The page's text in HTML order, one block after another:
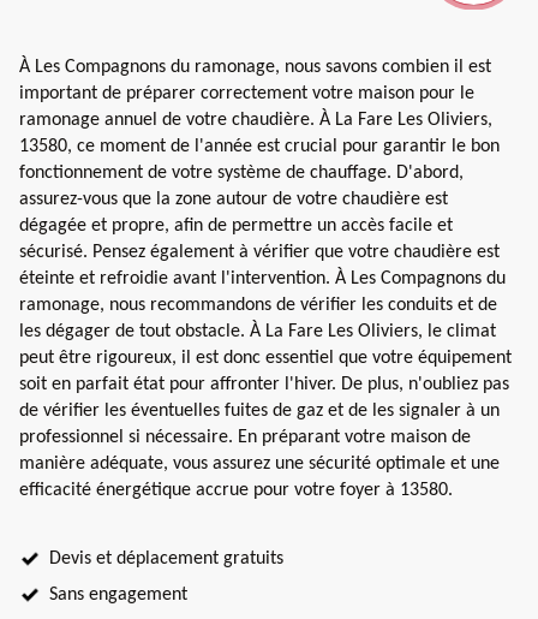
À Les Compagnons du ramonage, nous savons combien il est
important de préparer correctement votre maison pour le
ramonage annuel de votre chaudière. À La Fare Les Oliviers,
13580, ce moment de l'année est crucial pour garantir le bon
fonctionnement de votre système de chauffage. D'abord,
assurez-vous que la zone autour de votre chaudière est
dégagée et propre, afin de permettre un accès facile et
sécurisé. Pensez également à vérifier que votre chaudière est
éteinte et refroidie avant l'intervention. À Les Compagnons du
ramonage, nous recommandons de vérifier les conduits et de
les dégager de tout obstacle. À La Fare Les Oliviers, le climat
peut être rigoureux, il est donc essentiel que votre équipement
soit en parfait état pour affronter l'hiver. De plus, n'oubliez pas
de vérifier les éventuelles fuites de gaz et de les signaler à un
professionnel si nécessaire. En préparant votre maison de
manière adéquate, vous assurez une sécurité optimale et une
efficacité énergétique accrue pour votre foyer à 13580.
Devis et déplacement gratuits
Sans engagement